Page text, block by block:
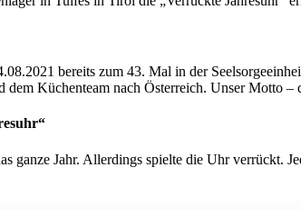
bereits zum 43. Mal in der
Küchenteam nach Österreich. Unser Motto
ganze Jahr. Allerdings spielte die Uhr verrückt.